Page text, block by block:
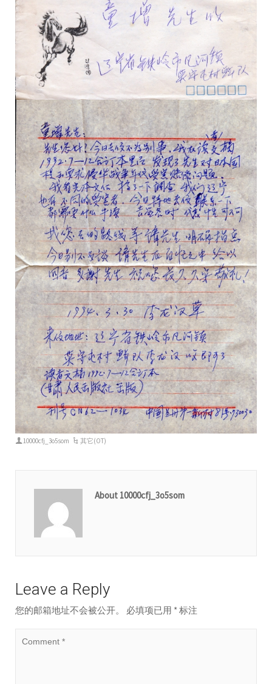
10000cfj_3o5som 其它(OT)
About 10000cfj_3o5som
Leave a Reply
您的邮箱地址不会被公开。 必填项已用 *标注